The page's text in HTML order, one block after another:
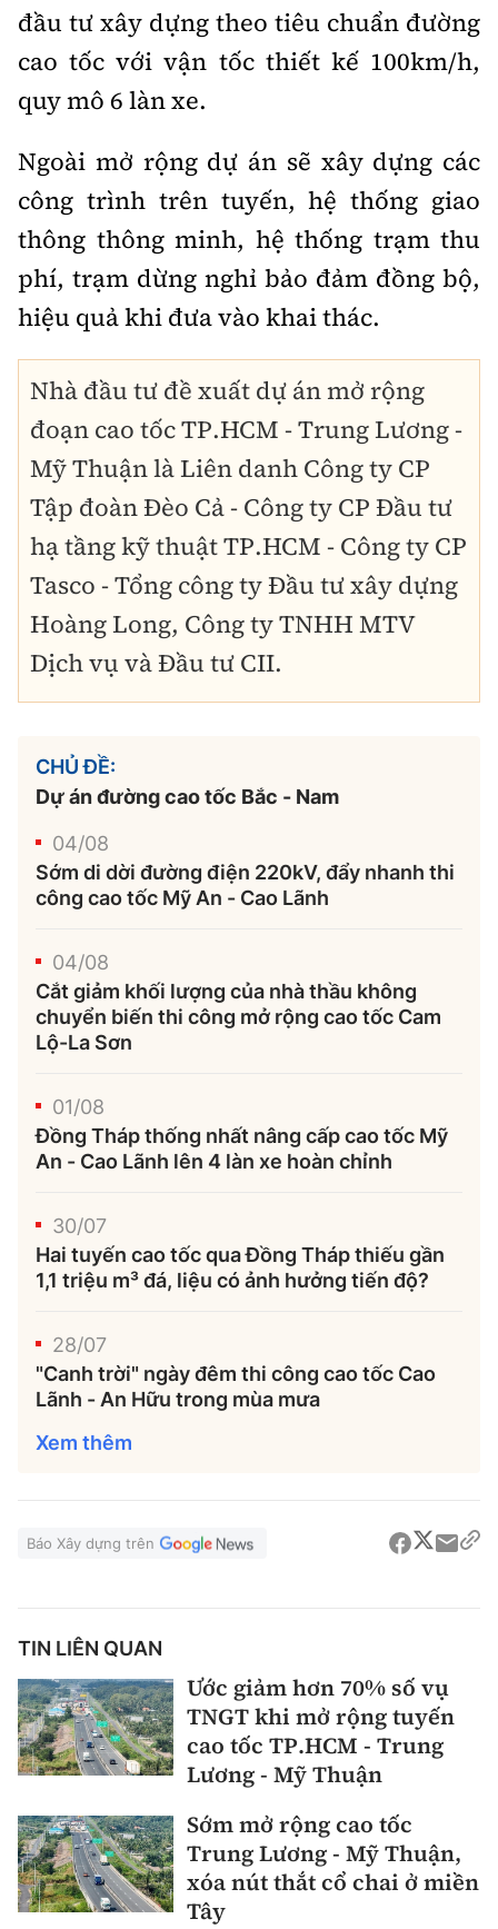
đầu tư xây dựng theo tiêu chuẩn đường
cao tốc với vận tốc thiết kế 100km/h,
quy mô 6 làn xe.
Ngoài mở rộng dự án sẽ xây dựng các
công trình trên tuyến, hệ thống giao
thông thông minh, hệ thống trạm thu
phí, trạm dừng nghỉ bảo đảm đồng bộ,
hiệu quả khi đưa vào khai thác.
Nhà đầu tư đề xuất dự án mở rộng
đoạn cao tốc TP.HCM - Trung Lương -
Mỹ Thuận là Liên danh Công ty CP
Tập đoàn Đèo Cả - Công ty CP Đầu tư
hạ tầng kỹ thuật TP.HCM - Công ty CP
Tasco - Tổng công ty Đầu tư xây dựng
Hoàng Long, Công ty TNHH MTV
Dịch vụ và Đầu tư CII.
CHỦ ĐỀ:
Dự án đường cao tốc Bắc - Nam
04/08
Sớm di dời đường điện 220kV, đẩy nhanh thi
công cao tốc Mỹ An - Cao Lãnh
04/08
Cắt giảm khối lượng của nhà thầu không
chuyển biến thi công mở rộng cao tốc Cam
Lộ-La Sơn
01/08
Đồng Tháp thống nhất nâng cấp cao tốc Mỹ
An - Cao Lãnh lên 4 làn xe hoàn chỉnh
30/07
Hai tuyến cao tốc qua Đồng Tháp thiếu gần
1,1 triệu m³ đá, liệu có ảnh hưởng tiến độ?
28/07
"Canh trời" ngày đêm thi công cao tốc Cao
Lãnh - An Hữu trong mùa mưa
Xem thêm
Báo Xây dựng trên
TIN LIÊN QUAN
Ước giảm hơn 70% số vụ
TNGT khi mở rộng tuyến
cao tốc TP.HCM - Trung
Lương - Mỹ Thuận
Sớm mở rộng cao tốc
Trung Lương - Mỹ Thuận,
xóa nút thắt cổ chai ở miền
Tây